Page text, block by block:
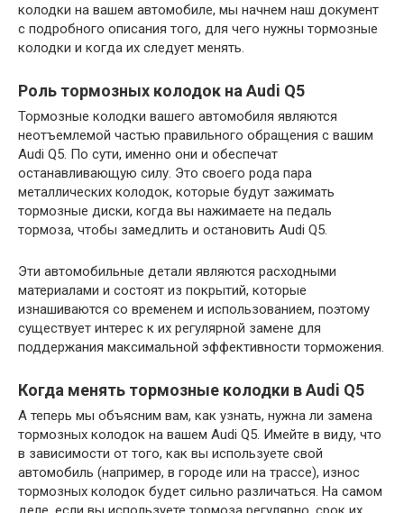
колодки на вашем автомобиле, мы начнем наш документ
с подробного описания того, для чего нужны тормозные
колодки и когда их следует менять.
Роль тормозных колодок на Audi Q5
Тормозные колодки вашего автомобиля являются
неотъемлемой частью правильного обращения с вашим
Audi Q5. По сути, именно они и обеспечат
останавливающую силу. Это своего рода пара
металлических колодок, которые будут зажимать
тормозные диски, когда вы нажимаете на педаль
тормоза, чтобы замедлить и остановить Audi Q5.
Эти автомобильные детали являются расходными
материалами и состоят из покрытий, которые
изнашиваются со временем и использованием, поэтому
существует интерес к их регулярной замене для
поддержания максимальной эффективности торможения.
Когда менять тормозные колодки в Audi Q5
А теперь мы объясним вам, как узнать, нужна ли замена
тормозных колодок на вашем Audi Q5. Имейте в виду, что
в зависимости от того, как вы используете свой
автомобиль (например, в городе или на трассе), износ
тормозных колодок будет сильно различаться. На самом